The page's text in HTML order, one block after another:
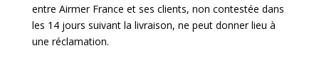
entre Airmer France et ses clients, non contestée dans
les 14 jours suivant la livraison, ne peut donner lieu à
une réclamation.